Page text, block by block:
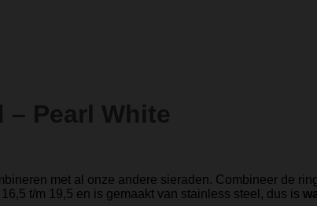
– Pearl White
met al onze andere sieraden. Combineer de
t/m 19,5 en is gemaakt van stainless steel, dus is